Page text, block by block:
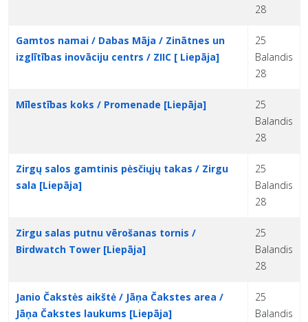
28
Gamtos namai / Dabas Māja / Zinātnes un
izglītības inovāciju centrs / ZIIC [ Liepāja]
25
Balandis
28
Mīlestības koks / Promenade [Liepāja]
25
Balandis
28
Zirgų salos gamtinis pėsčiųjų takas / Zirgu
sala [Liepāja]
25
Balandis
28
Zirgu salas putnu vērošanas tornis /
Birdwatch Tower [Liepāja]
25
Balandis
28
Janio Čakstės aikštė / Jāņa Čakstes area /
Jāņa Čakstes laukums [Liepāja]
25
Balandis